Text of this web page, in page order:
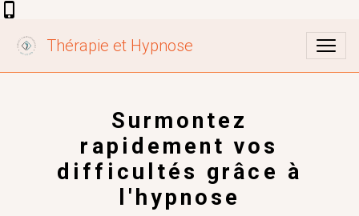
Thérapie et Hypnose
Surmontez
rapidement vos
difficultés grâce à
l'hypnose